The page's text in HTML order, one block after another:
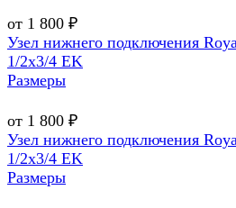
от 1 800 ₽
Узел нижнего подключения
1/2х3/4 EK
Размеры
от 1 800 ₽
Узел нижнего подключения
1/2х3/4 EK
Размеры